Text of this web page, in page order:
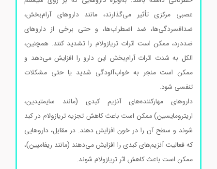
عصبی مرکزی تأثیر می‌گذارند، مانند داروهای آرام‌بخش،
ضدافسردگی‌ها، ضد اضطراب‌ها، و حتی برخی از داروهای
ضددرد، ممکن است اثرات تریازولام را تشدید کنند. همچنین،
الکل به شدت اثرات آرام‌بخش این دارو را افزایش می‌دهد و
ممکن است منجر به خواب‌آلودگی شدید یا حتی مشکلات
تنفسی شود.
داروهای مهارکننده‌های آنزیم کبدی (مانند سایمتیدین،
اریترومایسین) ممکن است باعث کاهش تجزیه تریازولام در کبد
شوند و سطح آن را در خون افزایش دهند. در مقابل، داروهایی
که فعالیت آنزیم‌های کبدی را افزایش می‌دهند (مانند ریفامپین)،
ممکن است باعث کاهش اثر تریازولام شوند.